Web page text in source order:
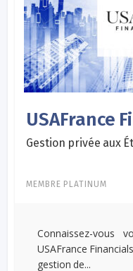
USAFrance
Gestion privée aux
MEMBRE PLATINUM
Connaissez-vous
USAFrance
gestion de...